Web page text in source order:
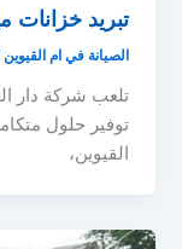
تبريد خزانات
الصيانة في ام القيوين
تلعب شركة دار
توفير حلول
القيوين،